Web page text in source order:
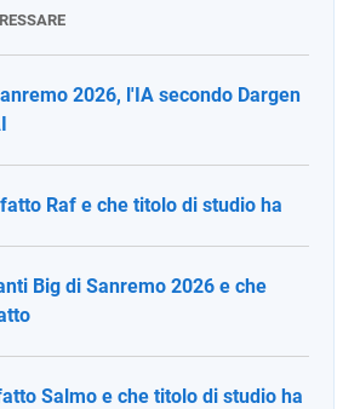
2026, l'IA secondo Dargen
Raf e che titolo di studio ha
Big di Sanremo 2026 e che
Salmo e che titolo di studio ha